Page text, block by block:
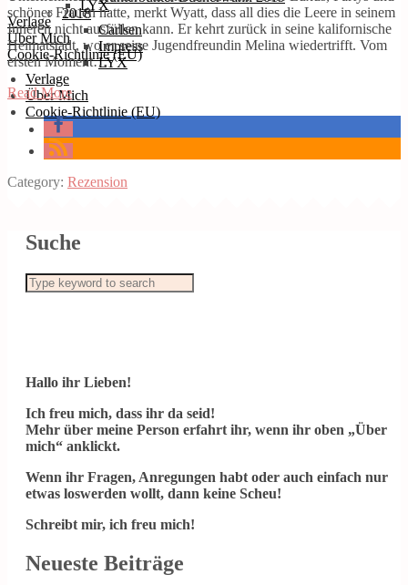
LYX
Verlage
Über Mich
Cookie-Richtlinie (EU)
2018
Carlsen
Impress
LYX
Verlage
Über Mich
Cookie-Richtlinie (EU)
schöner Frauen hatte, merkt Wyatt, dass all dies die Leere in seinem
Inneren nicht ausfüllen kann. Er kehrt zurück in seine kalifornische
Heimatstadt, wo er seine Jugendfreundin Melina wiedertrifft. Vom
ersten Moment…
Read More
Category: Rezension
Suche
Hallo ihr Lieben!
Ich freu mich, dass ihr da seid!
Mehr über meine Person erfahrt ihr, wenn ihr oben „Über
mich“ anklickt.
Wenn ihr Fragen, Anregungen habt oder auch einfach nur
etwas loswerden wollt, dann keine Scheu!
Schreibt mir, ich freu mich!
Neueste Beiträge